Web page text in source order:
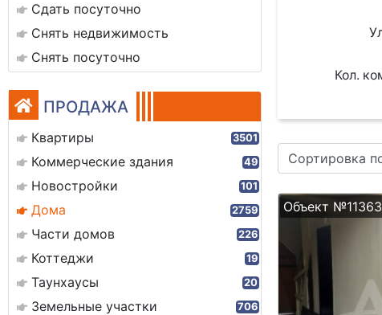
Сдать посуточно
Снять недвижимость
Снять посуточно
ПРОДАЖА
Квартиры 3501
Коммерческие здания 49
Новостройки 101
Дома 2759
Части домов 226
Коттеджи 19
Таунхаусы 20
Земельные участки 706
Кол.
Сортировка
Объект